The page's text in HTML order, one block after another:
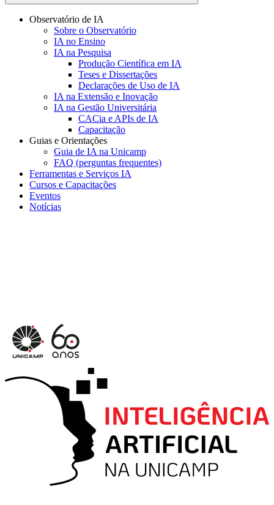
Buscar
Observatório de IA
Sobre o Observatório
IA no Ensino
IA na Pesquisa
Produção Científica em IA
Teses e Dissertações
Declarações de Uso de IA
IA na Extensão e Inovação
IA na Gestão Universitária
CACia e APIs de IA
Capacitação
Guias e Orientações
Guia de IA na Unicamp
FAQ (perguntas frequentes)
Ferramentas e Serviços IA
Cursos e Capacitações
Eventos
Notícias